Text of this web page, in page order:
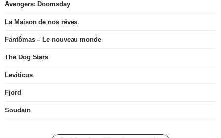
Avengers: Doomsday
La Maison de nos rêves
Fantômas – Le nouveau monde
The Dog Stars
Leviticus
Fjord
Soudain